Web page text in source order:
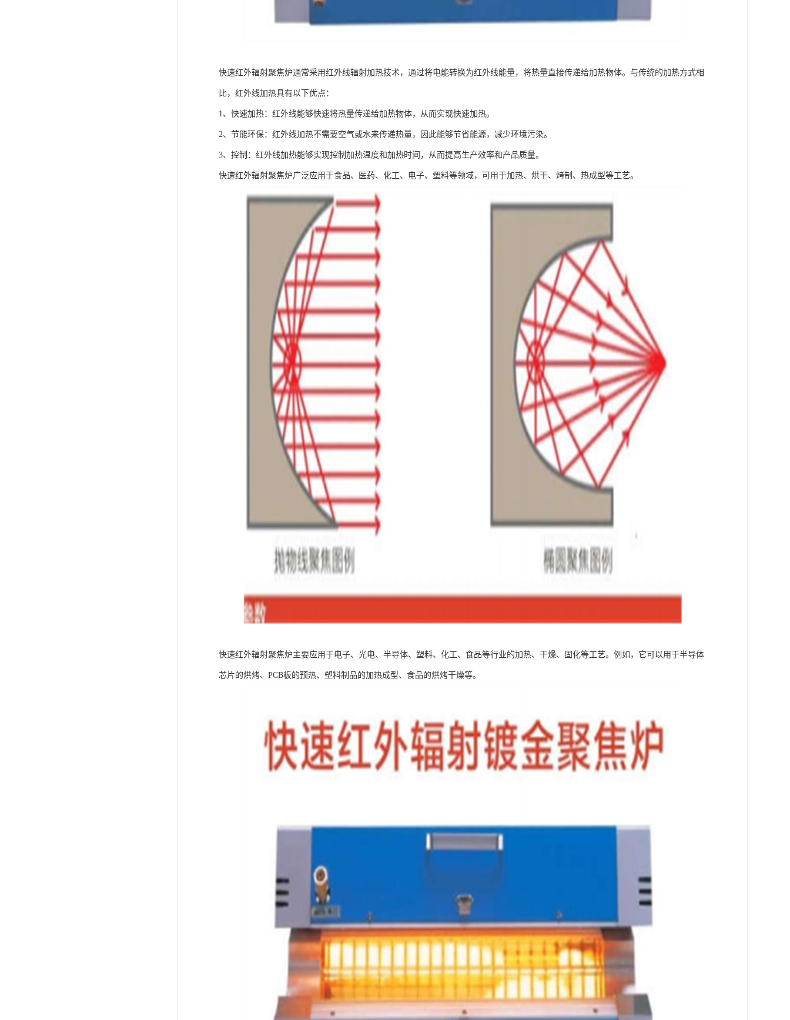
快速红外辐射聚焦炉通常采用红外线辐射加热技术，通过将电能转换为红外线能量，将热量直接传递给加热物体。与传统的加热方式相
比，红外线加热具有以下优点：
1、快速加热：红外线能够快速将热量传递给加热物体，从而实现快速加热。
2、节能环保：红外线加热不需要空气或水来传递热量，因此能够节省能源，减少环境污染。
3、控制：红外线加热能够实现控制加热温度和加热时间，从而提高生产效率和产品质量。
快速红外辐射聚焦炉广泛应用于食品、医药、化工、电子、塑料等领域，可用于加热、烘干、烤制、热成型等工艺。
快速红外辐射聚焦炉主要应用于电子、光电、半导体、塑料、化工、食品等行业的加热、干燥、固化等工艺。例如，它可以用于半导体
芯片的烘烤、PCB板的预热、塑料制品的加热成型、食品的烘烤干燥等。